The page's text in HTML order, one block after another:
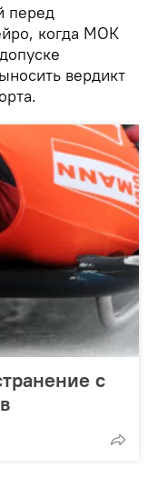
перед
когда МОК
вердикт
с